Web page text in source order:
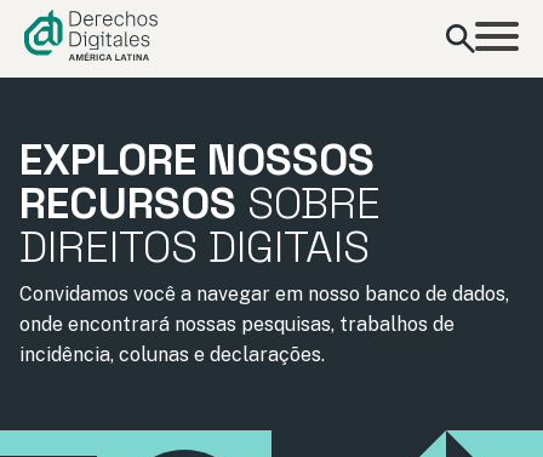
conteúdo
EXPLORE NOSSOS
RECURSOS SOBRE
DIREITOS DIGITAIS
Convidamos você a navegar em nosso banco de dados,
onde encontrará nossas pesquisas, trabalhos de
incidência, colunas e declarações.